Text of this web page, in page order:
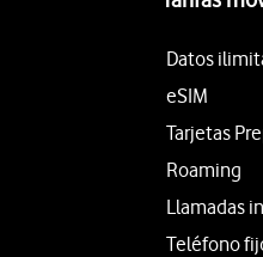
Datos
eSIM
Tarjetas
Roaming
Llamadas
Teléfono